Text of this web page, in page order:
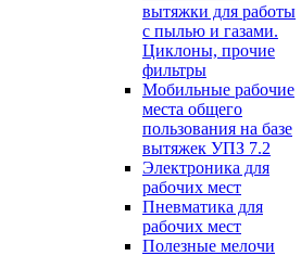
вытяжки для работы
с пылью и газами.
Циклоны, прочие
фильтры
Мобильные рабочие
места общего
пользования на базе
вытяжек УПЗ 7.2
Электроника для
рабочих мест
Пневматика для
рабочих мест
Полезные мелочи